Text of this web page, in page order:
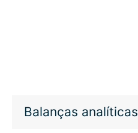
Balanças analíticas